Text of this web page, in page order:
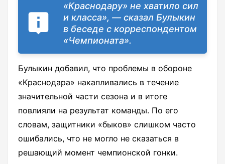
«Краснодару» не хватило сил
и класса», — сказал Булыкин
в беседе с корреспондентом
«Чемпионата».
Булыкин добавил, что проблемы в обороне
«Краснодара» накапливались в течение
значительной части сезона и в итоге
повлияли на результат команды. По его
словам, защитники «быков» слишком часто
ошибались, что не могло не сказаться в
решающий момент чемпионской гонки.